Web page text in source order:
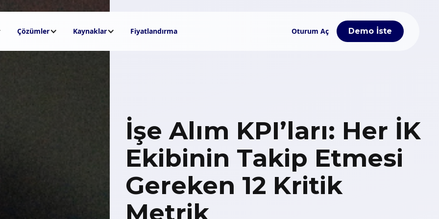
Çözümler Kaynaklar Fiyatlandırma Oturum Aç Demo İste
İşe Alım KPI’ları: Her İK
Ekibinin Takip Etmesi
Gereken 12 Kritik
Metrik